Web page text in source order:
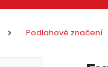
Podlahové značení